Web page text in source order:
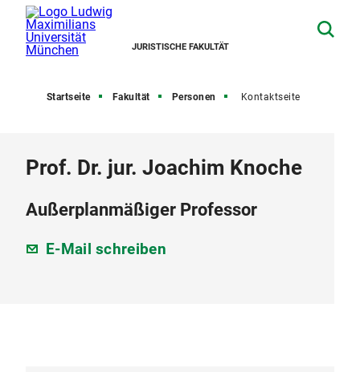
JURISTISCHE FAKULTÄT
Startseite Fakultät Personen Kontaktseite
Prof. Dr. jur. Joachim Knoche
Außerplanmäßiger Professor
E-Mail schreiben